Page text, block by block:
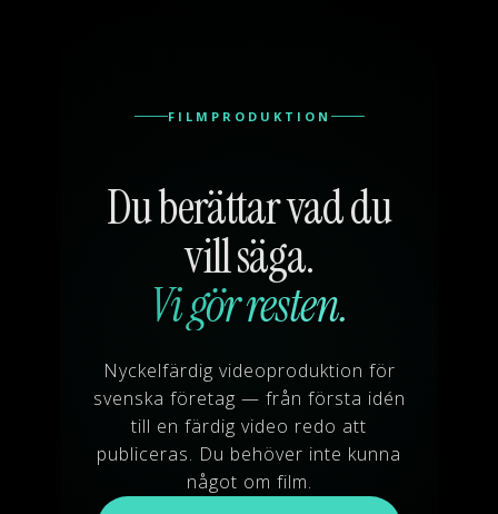
FILMPRODUKTION
Du berättar vad du
vill säga.
Vi gör resten.
Nyckelfärdig videoproduktion för
svenska företag — från första idén
till en färdig video redo att
publiceras. Du behöver inte kunna
något om film.